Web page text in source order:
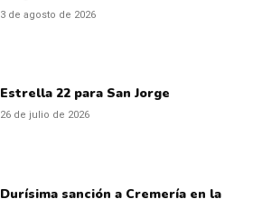
3 de agosto de 2026
Estrella 22 para San Jorge
26 de julio de 2026
Durísima sanción a Cremería en la